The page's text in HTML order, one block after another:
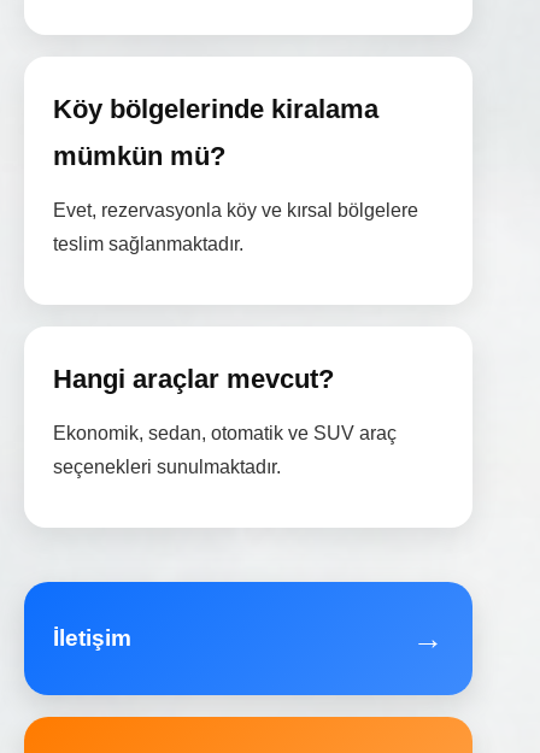
Köy bölgelerinde kiralama
mümkün mü?
Evet, rezervasyonla köy ve kırsal bölgelere
teslim sağlanmaktadır.
Hangi araçlar mevcut?
Ekonomik, sedan, otomatik ve SUV araç
seçenekleri sunulmaktadır.
İletişim →